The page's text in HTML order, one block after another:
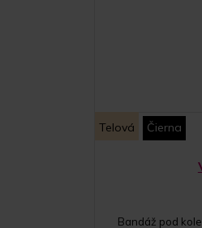
Telová Čierna
Bandáž pod